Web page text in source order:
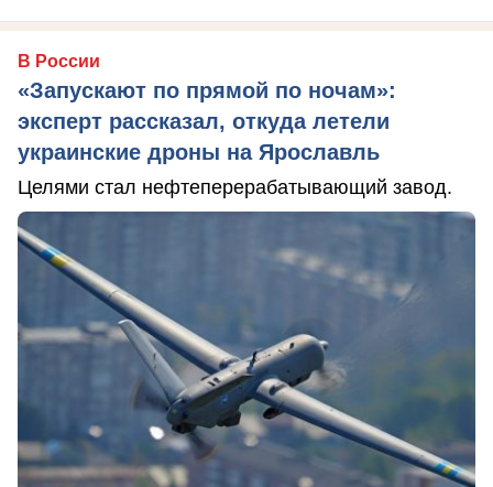
В России
«Запускают по прямой по ночам»:
эксперт рассказал, откуда летели
украинские дроны на Ярославль
Целями стал нефтеперерабатывающий завод.